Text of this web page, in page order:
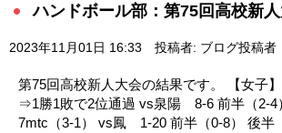
ハンドボール部：第75回高校新
2023年11月01日 16:33 投稿者: ブログ投稿者
第75回高校新人大会の結果です。 【女子
⇒1勝1敗で2位通過 vs泉陽 8-6 前半（2-4
7mtc（3-1） vs鳳 1-20 前半（0-8） 後半